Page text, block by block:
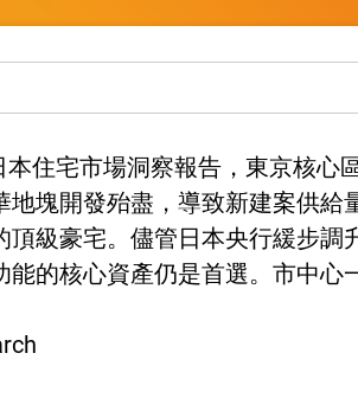
住宅市場洞察報告，東京核
塊開發殆盡，導致新建案供
級豪宅。儘管日本央行緩步
的核心資產仍是首選。市中心